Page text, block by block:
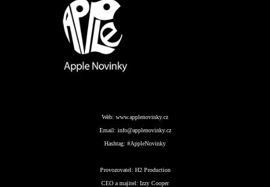
Web: www.applenovinky.cz
Email: info@applenovinky.cz
Hashtag: #AppleNovinky
Provozovatel: H2 Production
CEO a majitel: Izzy Cooper